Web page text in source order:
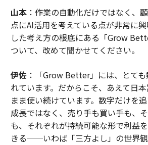
山本：作業の自動化だけではなく、
点にAI活用を考えている点が非常に
した考え方の根底にある「Grow
ついて、改めて聞かせてください。
伊佐：「Grow Better」には、とても
れています。だからこそ、あえて日
まま使い続けています。数字だけを
成長ではなく、売り手も買い手も、
も、それぞれが持続可能な形で利益
きる──いわば「三方よし」の世界観